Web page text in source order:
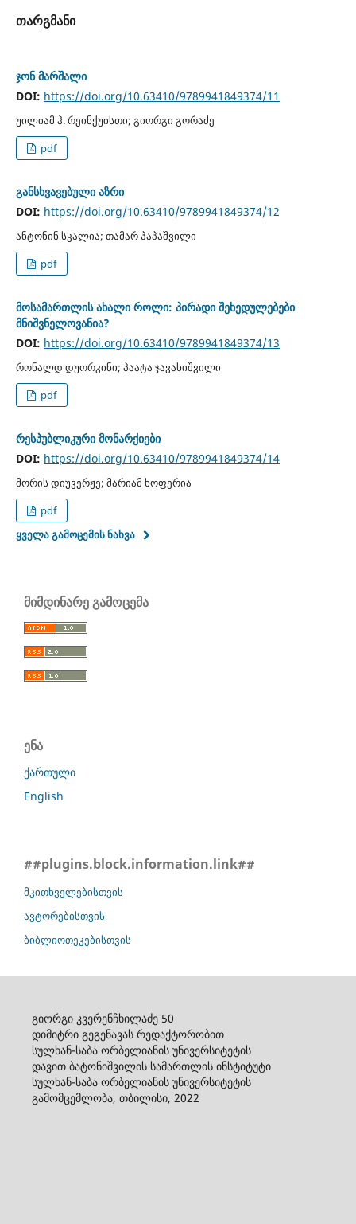
თარგმანი
ჯონ მარშალი
DOI: https://doi.org/10.63410/9789941849374/11
უილიამ ჰ. რეინქუისთი; გიორგი გორაძე
pdf
განსხვავებული აზრი
DOI: https://doi.org/10.63410/9789941849374/12
ანტონინ სკალია; თამარ პაპაშვილი
pdf
მოსამართლის ახალი როლი: პირადი შეხედულებები
მნიშვნელოვანია?
DOI: https://doi.org/10.63410/9789941849374/13
რონალდ დუორკინი; პაატა ჯავახიშვილი
pdf
რესპუბლიკური მონარქიები
DOI: https://doi.org/10.63410/9789941849374/14
მორის დიუვერჟე; მარიამ ხოფერია
pdf
ყველა გამოცემის ნახვა
მიმდინარე გამოცემა
ენა
ქართული
English
##plugins.block.information.link##
მკითხველებისთვის
ავტორებისთვის
ბიბლიოთეკებისთვის
გიორგი კვერენჩხილაძე 50
დიმიტრი გეგენავას რედაქტორობით
სულხან-საბა ორბელიანის უნივერსიტეტის
დავით ბატონიშვილის სამართლის ინსტიტუტი
სულხან-საბა ორბელიანის უნივერსიტეტის
გამომცემლობა, თბილისი, 2022